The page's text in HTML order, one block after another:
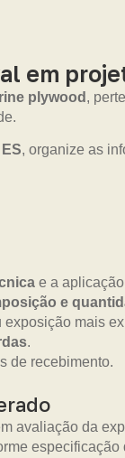
em
plywood ,
, organize as
e a
e
exposição mais
.
de recebimento.
avaliação da
especificação